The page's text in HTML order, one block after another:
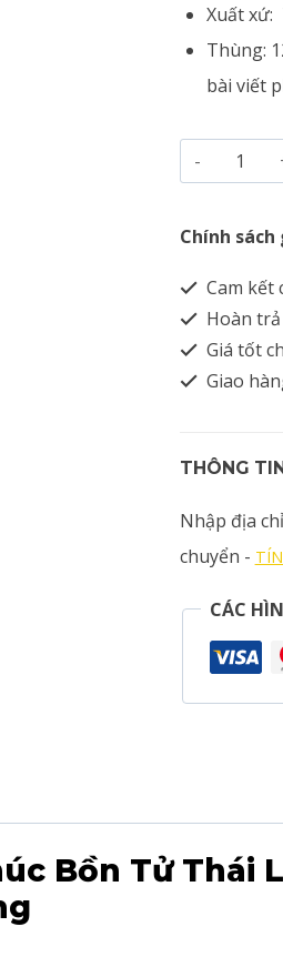
Xuất xứ:
Thùng:
bài viết
Chính
Cam kết
Hoàn
Giá tốt
Giao
THÔNG
Nhập địa
chuyển -
CÁC
Bồn Tử Thái